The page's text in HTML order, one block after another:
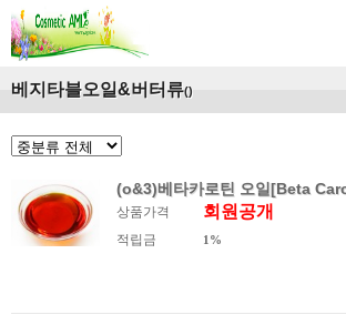
베지타블오일&버터류()
(o&3)베타카로틴 오일[Beta
상품가격 회원공개
적립금 1%